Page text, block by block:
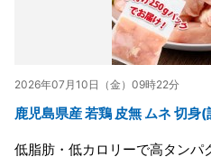
2026年07月10日（金）09時22分
鹿児島県産 若鶏 皮無 ムネ 切
低脂肪・低カロリーで高タンパ